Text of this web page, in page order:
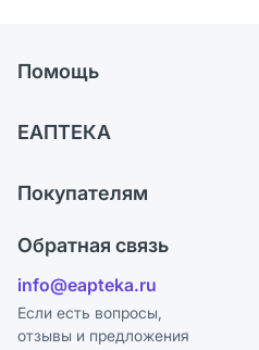
Помощь
Самовывоз из аптек
Ответы на вопросы
Блог
ЕАПТЕКА
Карьера
Поставщики
Лицензия
Реклама на сайте
Покупателям
Программа СберСпасибо
Политика конфиденциальности
Обратная связь
info@eapteka.ru
Если есть вопросы,
отзывы и предложения